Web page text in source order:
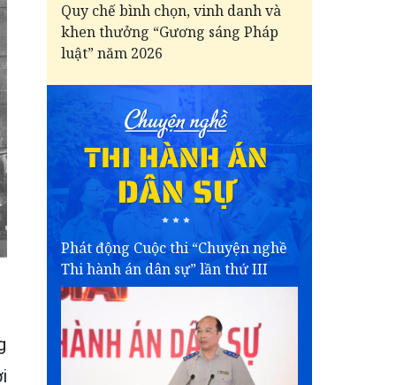
Quy chế bình chọn, vinh danh và
khen thưởng “Gương sáng Pháp
luật” năm 2026
Phát động Cuộc thi “Chuyện nghề
Thi hành án dân sự” lần thứ III